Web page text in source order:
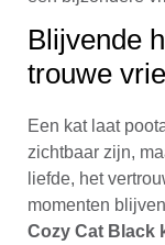
Blijvende
trouwe
Een kat laat
zichtbaar zijn,
liefde, het
momenten
Cozy Cat Black